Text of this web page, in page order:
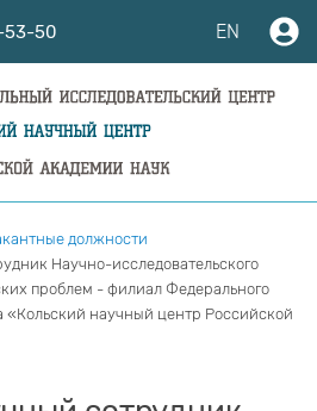
53-50 EN
должности
Научно-исследовательского
проблем - филиал Федерального
«Кольский научный центр Российской